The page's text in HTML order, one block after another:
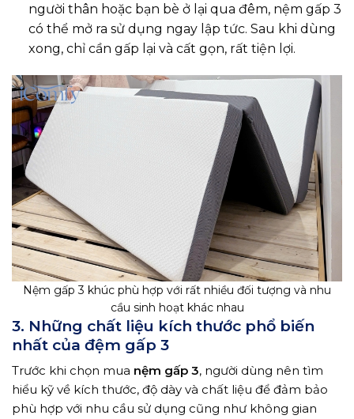
người thân hoặc bạn bè ở lại qua đêm, nệm gấp 3
có thể mở ra sử dụng ngay lập tức. Sau khi dùng
xong, chỉ cần gấp lại và cất gọn, rất tiện lợi.
Nệm gấp 3 khúc phù hợp với rất nhiều đối tượng và nhu
cầu sinh hoạt khác nhau
3. Những chất liệu kích thước phổ biến
nhất của đệm gấp 3
Trước khi chọn mua nệm gấp 3, người dùng nên tìm
hiểu kỹ về kích thước, độ dày và chất liệu để đảm bảo
phù hợp với nhu cầu sử dụng cũng như không gian